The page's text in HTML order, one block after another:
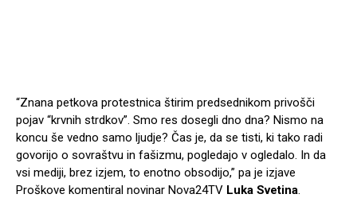
“Znana petkova protestnica štirim predsednikom privošči
pojav “krvnih strdkov”. Smo res dosegli dno dna? Nismo na
koncu še vedno samo ljudje? Čas je, da se tisti, ki tako radi
govorijo o sovraštvu in fašizmu, pogledajo v ogledalo. In da
vsi mediji, brez izjem, to enotno obsodijo,” pa je izjave
Proškove komentiral novinar Nova24TV Luka Svetina.